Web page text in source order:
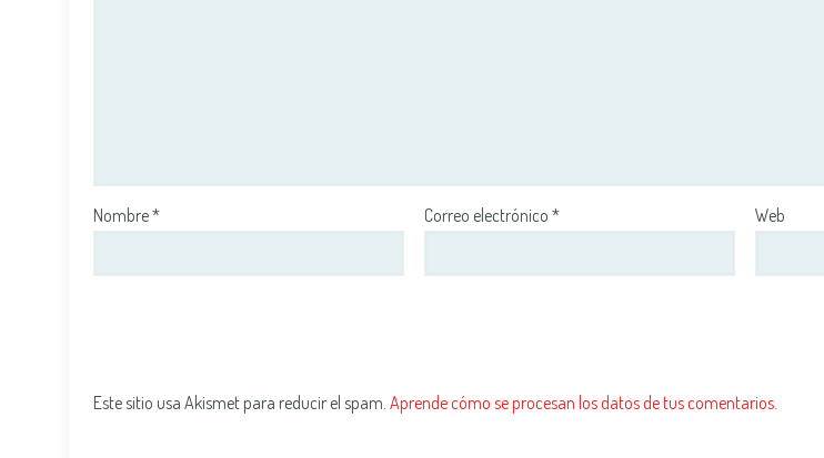
Nombre* Correo electrónico* Web
Este sitio usa Akismet para reducir el spam. Aprende cómo se procesan los datos de tus comentarios.